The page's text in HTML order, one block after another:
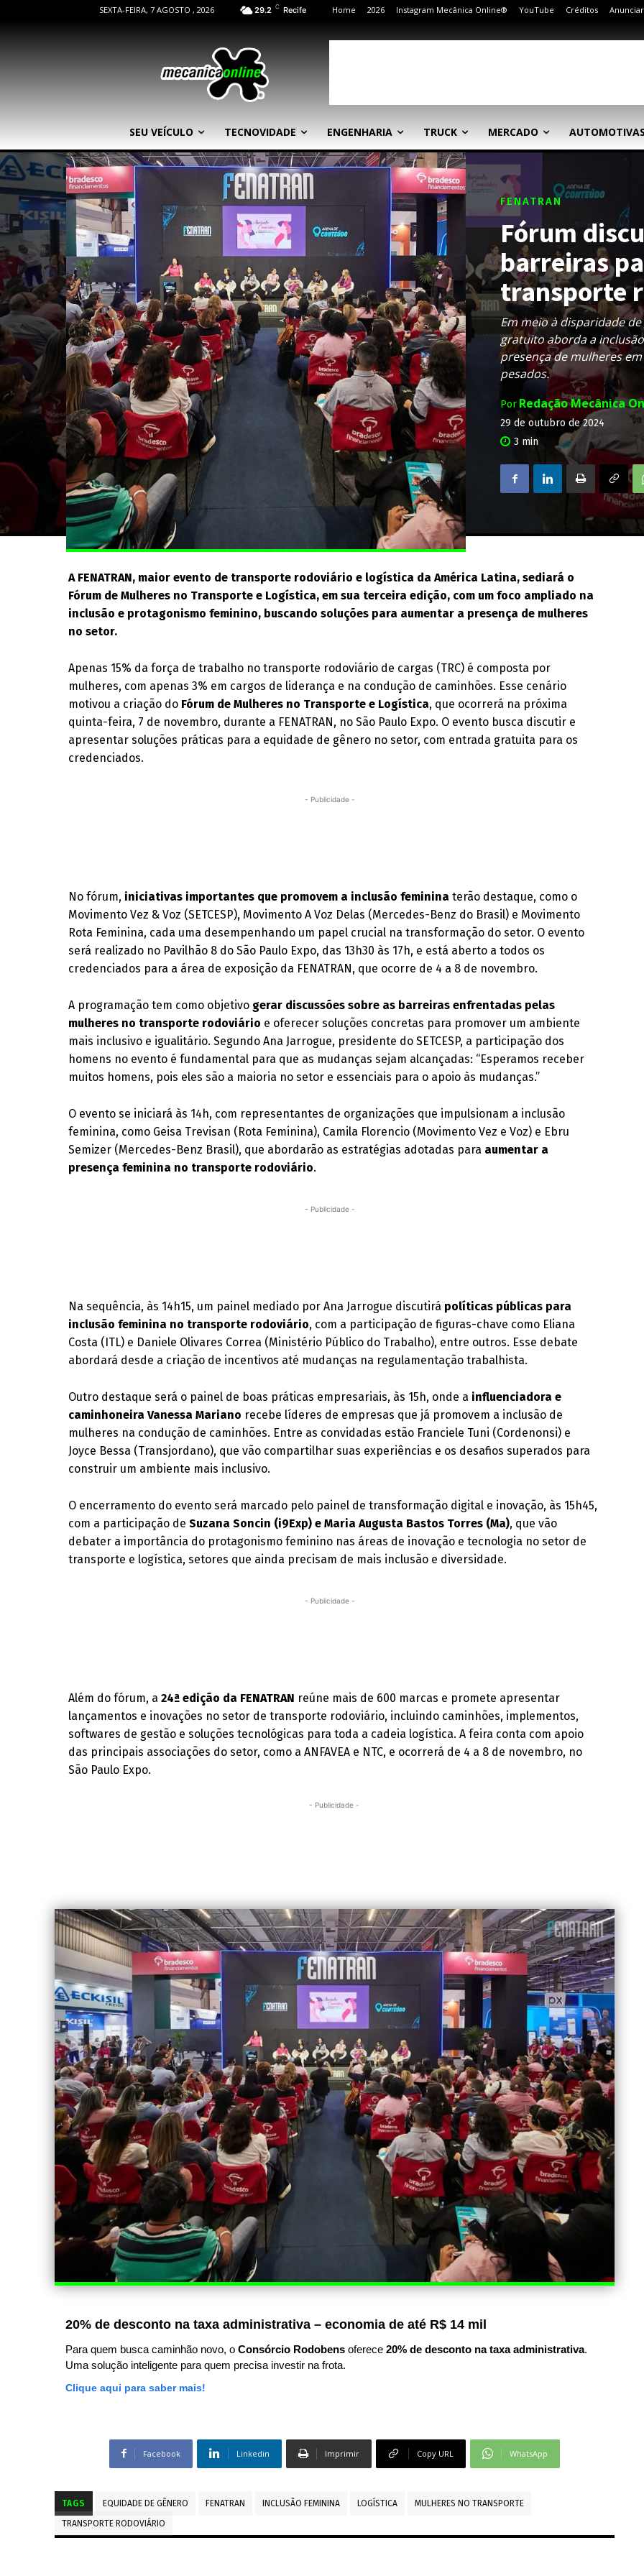
SEXTA-FEIRA, 7 AGOSTO , 2026 29.2 C Recife Home 2026 Instagram Mecânica Online® YouTube Créditos Anunciar
SEU VEÍCULO TECNOVIDADE ENGENHARIA TRUCK MERCADO AUTOMOTIVAS
FENATRAN
Fórum
barreiras
transporte
Em meio à disparidade
gratuito aborda a
presença de mulheres
pesados.
Por Redação Mecânica
29 de outubro de 2024
3 min
A FENATRAN, maior evento de transporte rodoviário e logística da América Latina, sediará o
Fórum de Mulheres no Transporte e Logística, em sua terceira edição, com um foco ampliado na
inclusão e protagonismo feminino, buscando soluções para aumentar a presença de mulheres
no setor.
Apenas 15% da força de trabalho no transporte rodoviário de cargas (TRC) é composta por
mulheres, com apenas 3% em cargos de liderança e na condução de caminhões. Esse cenário
motivou a criação do Fórum de Mulheres no Transporte e Logística, que ocorrerá na próxima
quinta-feira, 7 de novembro, durante a FENATRAN, no São Paulo Expo. O evento busca discutir e
apresentar soluções práticas para a equidade de gênero no setor, com entrada gratuita para os
credenciados.
- Publicidade -
No fórum, iniciativas importantes que promovem a inclusão feminina terão destaque, como o
Movimento Vez & Voz (SETCESP), Movimento A Voz Delas (Mercedes-Benz do Brasil) e Movimento
Rota Feminina, cada uma desempenhando um papel crucial na transformação do setor. O evento
será realizado no Pavilhão 8 do São Paulo Expo, das 13h30 às 17h, e está aberto a todos os
credenciados para a área de exposição da FENATRAN, que ocorre de 4 a 8 de novembro.
A programação tem como objetivo gerar discussões sobre as barreiras enfrentadas pelas
mulheres no transporte rodoviário e oferecer soluções concretas para promover um ambiente
mais inclusivo e igualitário. Segundo Ana Jarrogue, presidente do SETCESP, a participação dos
homens no evento é fundamental para que as mudanças sejam alcançadas: “Esperamos receber
muitos homens, pois eles são a maioria no setor e essenciais para o apoio às mudanças.”
O evento se iniciará às 14h, com representantes de organizações que impulsionam a inclusão
feminina, como Geisa Trevisan (Rota Feminina), Camila Florencio (Movimento Vez e Voz) e Ebru
Semizer (Mercedes-Benz Brasil), que abordarão as estratégias adotadas para aumentar a
presença feminina no transporte rodoviário.
- Publicidade -
Na sequência, às 14h15, um painel mediado por Ana Jarrogue discutirá políticas públicas para
inclusão feminina no transporte rodoviário, com a participação de figuras-chave como Eliana
Costa (ITL) e Daniele Olivares Correa (Ministério Público do Trabalho), entre outros. Esse debate
abordará desde a criação de incentivos até mudanças na regulamentação trabalhista.
Outro destaque será o painel de boas práticas empresariais, às 15h, onde a influenciadora e
caminhoneira Vanessa Mariano recebe líderes de empresas que já promovem a inclusão de
mulheres na condução de caminhões. Entre as convidadas estão Franciele Tuni (Cordenonsi) e
Joyce Bessa (Transjordano), que vão compartilhar suas experiências e os desafios superados para
construir um ambiente mais inclusivo.
O encerramento do evento será marcado pelo painel de transformação digital e inovação, às 15h45,
com a participação deSuzana Soncin (i9Exp) e Maria Augusta Bastos Torres (Ma), que vão
debater a importância do protagonismo feminino nas áreas de inovação e tecnologia no setor de
transporte e logística, setores que ainda precisam de mais inclusão e diversidade.
- Publicidade -
Além do fórum, a24ª edição da FENATRAN reúne mais de 600 marcas e promete apresentar
lançamentos e inovações no setor de transporte rodoviário, incluindo caminhões, implementos,
softwares de gestão e soluções tecnológicas para toda a cadeia logística. A feira conta com apoio
das principais associações do setor, como a ANFAVEA e NTC, e ocorrerá de 4 a 8 de novembro, no
São Paulo Expo.
- Publicidade -
20% de desconto na taxa administrativa – economia de até R$ 14 mil
Para quem busca caminhão novo, o Consórcio Rodobens oferece 20% de desconto na taxa administrativa.
Uma solução inteligente para quem precisa investir na frota.
Clique aqui para saber mais!
Facebook Linkedin Imprimir Copy URL WhatsApp
TAGS EQUIDADE DE GÊNERO FENATRAN INCLUSÃO FEMININA LOGÍSTICA
MULHERES NO TRANSPORTE
TRANSPORTE RODOVIÁRIO